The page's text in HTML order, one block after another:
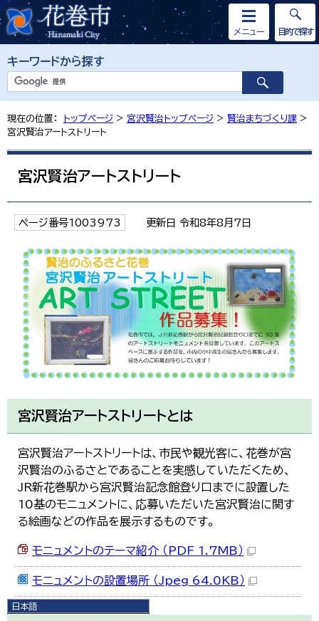
キーワードから探す
メニュー
日本語
目的で探す
現在の位置： トップページ > 宮沢賢治トップページ > 賢治まちづくり課 >
宮沢賢治アートストリート
宮沢賢治アートストリート
ページ番号1003973 更新日 令和8年8月7日
宮沢賢治アートストリートとは
宮沢賢治アートストリートは、市民や観光客に、花巻が宮
沢賢治のふるさとであることを実感していただくため、
JR新花巻駅から宮沢賢治記念館登り口までに設置した
10基のモニュメントに、応募いただいた宮沢賢治に関す
る絵画などの作品を展示するものです。
モニュメントのテーマ紹介 （PDF 1.7MB）
モニュメントの設置場所 （Jpeg 64.0KB）